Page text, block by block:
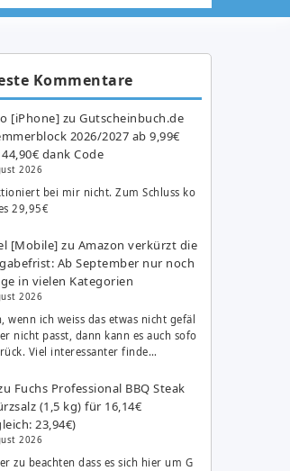
Kommentare
[iPhone] zuGutscheinbuch.de
2026/2027 ab 9,99€
dank Code
2026
bei mir nicht. Zum Schluss ko
29,95€
[Mobile] zu Amazon verkürzt die
Ab September nur noch
in vielen Kategorien
2026
wenn ich weiss das etwas nicht gefäl
nicht passt, dann kann es auch sofo
Viel interessanter finde…
Fuchs Professional BBQ Steak
(1,5 kg) für 16,14€
23,94€)
2026
zu beachten dass es sich hier um G